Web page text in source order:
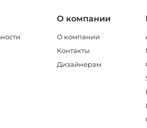
О компании
О компании
Контакты
Дизайнерам